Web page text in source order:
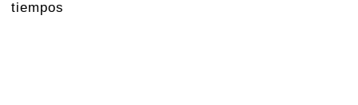
tiempos